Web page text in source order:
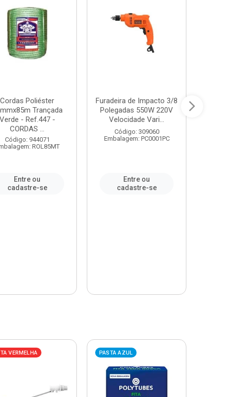
Cordas Poliéster
Trançada
Verde - Ref.447 -
CORDAS ...
Código: 944071
ROL85MT
Entre ou
cadastre-se
Furadeira de Impacto 3/8
Polegadas 550W 220V
Velocidade Vari...
Código: 309060
Embalagem: PC0001PC
Entre ou
cadastre-se
VERMELHA PASTA AZUL